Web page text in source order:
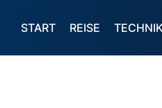
START REISE TECHNIK